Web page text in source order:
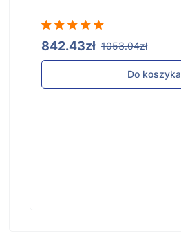
842.43zł 1053.04zł
Do koszyka